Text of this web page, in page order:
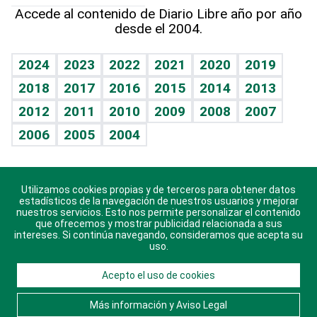
Vida y familia
Eñe
Celebrando la vida
Sin complejos
En pocas palabras
Escuchando al corazón
Economía Personal
TBT Deportivo
Hecho en casa
Guía del dinero
Cumpleaños
Horóscopos
Juegos
Accede al contenido de Diario Libre año por año
desde el 2004.
2024 2023 2022 2021 2020
2019
2018
2017 2016 2015 2014
2013
2012
2011 2010 2009 2008
2007
2006
2005 2004
Descarga nuestras aplicaciones para Android, iOS y
sistema Huawei.
© 2021 Diario Libre, todos los derechos reservados.
Consulta elAviso Legal. Ponte en Contacto
Utilizamos cookies propias y de terceros para obtener datos
estadísticos de la navegación de nuestros usuarios y mejorar
nuestros servicios. Esto nos permite personalizar el contenido
que ofrecemos y mostrar publicidad relacionada a sus
intereses. Si continúa navegando, consideramos que acepta su
uso.
Acepto el uso de cookies
Más información y Aviso Legal